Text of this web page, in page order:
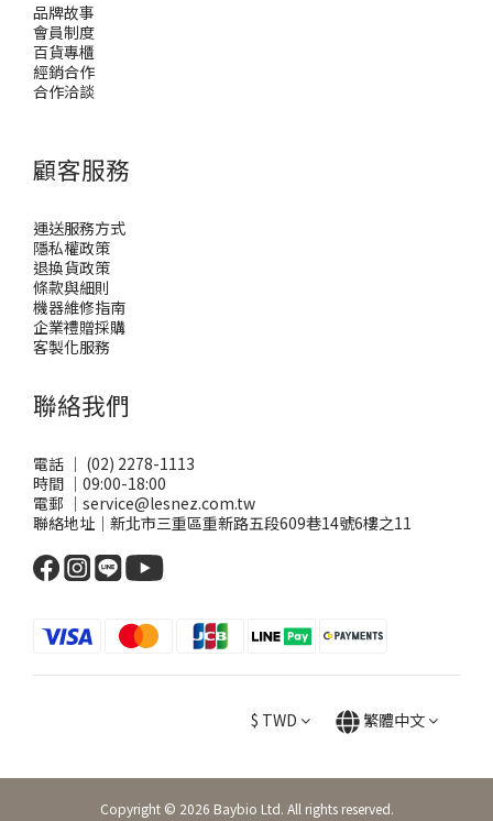
品牌故事
會員制度
百貨專櫃
經銷合作
合作洽談
顧客服務
運送服務方式
隱私權政策
退換貨政策
條款與細則
機器維修指南
企業禮贈採購
客製化服務
聯絡我們
電話 ｜ (02) 2278-1113
時間 ｜09:00-18:00
電郵 ｜service@lesnez.com.tw
聯絡地址｜新北市三重區重新路五段609巷14號6樓之11
$ TWD 繁體中文
Copyright © 2026 Baybio Ltd. All rights reserved.